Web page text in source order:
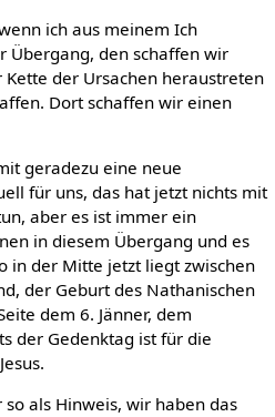
ich aus meinem Ich
Übergang, den schaffen wir
der Ursachen heraustreten
Dort schaffen wir einen
geradezu eine neue
für uns, das hat jetzt nichts mit
aber es ist immer ein
in diesem Übergang und es
in der Mitte jetzt liegt zwischen
der Geburt des Nathanischen
dem 6. Jänner, dem
der Gedenktag ist für die
als Hinweis, wir haben das